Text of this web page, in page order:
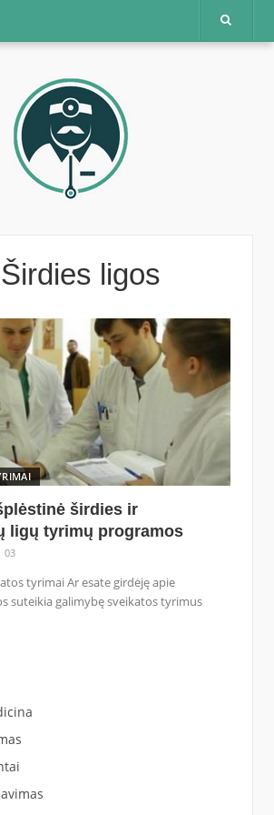
Širdies ligos
širdies ir
ligų tyrimų programos
03
tyrimai Ar esate girdėję apie
suteikia galimybę sveikatos tyrimus